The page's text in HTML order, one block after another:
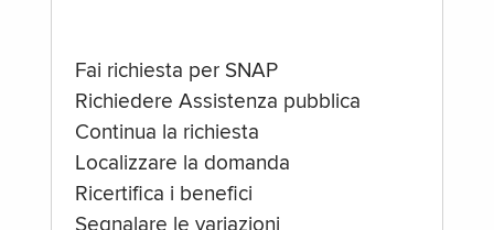
Fai richiesta per SNAP
Richiedere Assistenza pubblica
Continua la richiesta
Localizzare la domanda
Ricertifica i benefici
Segnalare le variazioni